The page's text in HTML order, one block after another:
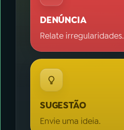
DENÚNCIA
Relate irregularidades.
SUGESTÃO
Envie uma ideia.